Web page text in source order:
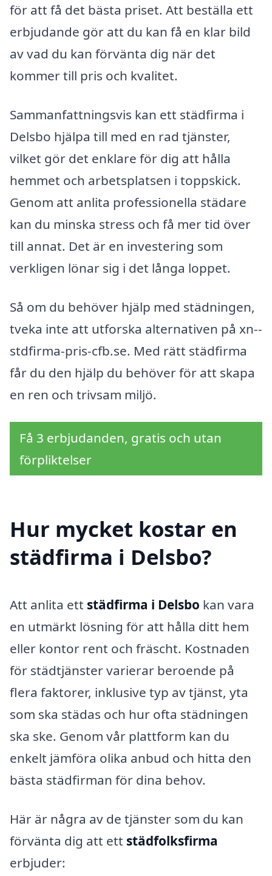
för att få det bästa priset. Att beställa ett
erbjudande gör att du kan få en klar bild
av vad du kan förvänta dig när det
kommer till pris och kvalitet.
Sammanfattningsvis kan ett städfirma i
Delsbo hjälpa till med en rad tjänster,
vilket gör det enklare för dig att hålla
hemmet och arbetsplatsen i toppskick.
Genom att anlita professionella städare
kan du minska stress och få mer tid över
till annat. Det är en investering som
verkligen lönar sig i det långa loppet.
Så om du behöver hjälp med städningen,
tveka inte att utforska alternativen på xn--
stdfirma-pris-cfb.se. Med rätt städfirma
får du den hjälp du behöver för att skapa
en ren och trivsam miljö.
Få 3 erbjudanden, gratis och utan
förpliktelser
Hur mycket kostar en
städfirma i Delsbo?
Att anlita ett städfirma i Delsbo kan vara
en utmärkt lösning för att hålla ditt hem
eller kontor rent och fräscht. Kostnaden
för städtjänster varierar beroende på
flera faktorer, inklusive typ av tjänst, yta
som ska städas och hur ofta städningen
ska ske. Genom vår plattform kan du
enkelt jämföra olika anbud och hitta den
bästa städfirman för dina behov.
Här är några av de tjänster som du kan
förvänta dig att ett städfolksfirma
erbjuder: